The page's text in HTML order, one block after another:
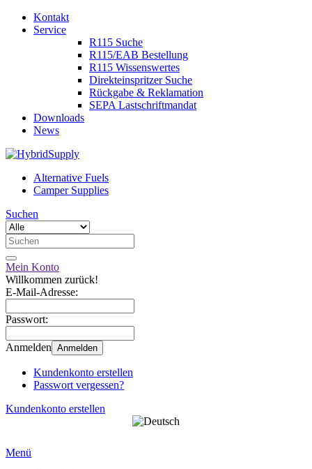
Kontakt
Service
R115 Suche
R115/EAB Bestellung
R115 Wissenswertes
Direkteinspritzer Suche
Rückgabe & Reklamation
SEPA Lastschriftmandat
Downloads
News
Alternative Fuels
Camper Supplies
Suchen
Mein Konto
Willkommen zurück!
E-Mail-Adresse:
Passwort:
Anmelden Anmelden
Kundenkonto erstellen
Passwort vergessen?
Kundenkonto erstellen
Menü